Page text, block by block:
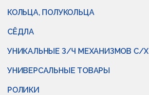
КОЛЬЦА, ПОЛУКОЛЬЦА
СЁДЛА
УНИКАЛЬНЫЕ З/Ч МЕХАНИЗМОВ С/Х
УНИВЕРСАЛЬНЫЕ ТОВАРЫ
РОЛИКИ